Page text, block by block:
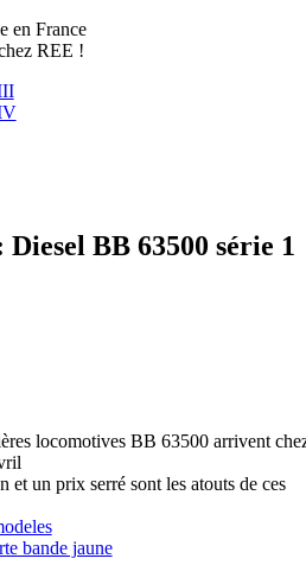
en France
REE !
BB 63500 série 1
locomotives BB 63500 arrivent
et un prix serré sont les atouts de ces